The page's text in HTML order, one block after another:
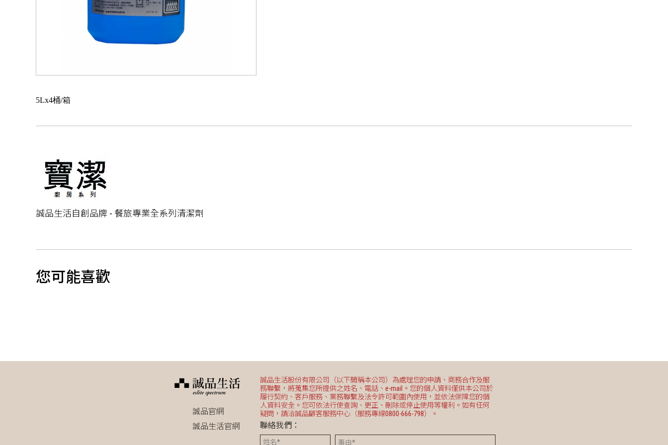
5Lx4桶/箱
誠品生活自創品牌 - 餐旅專業全系列清潔劑
您可能喜歡
誠品官網
誠品生活官網
誠品生活股份有限公司（以下簡稱本公司）為處理您的申請、商務合作及服
務聯繫，將蒐集您所提供之姓名、電話、e-mail。您的個人資料僅供本公司於
履行契約、客戶服務、業務聯繫及法令許可範圍內使用，並依法保障您的個
人資料安全。您可依法行使查詢、更正、刪除或停止使用等權利。如有任何
疑問，請洽誠品顧客服務中心（服務專線0800-666-798）。
聯絡我們：